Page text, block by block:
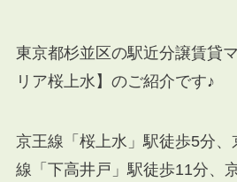
東京都杉並区の駅近分譲賃貸
リア桜上水】のご紹介です♪
京王線「桜上水」駅徒歩5分
線「下高井戸」駅徒歩11分、